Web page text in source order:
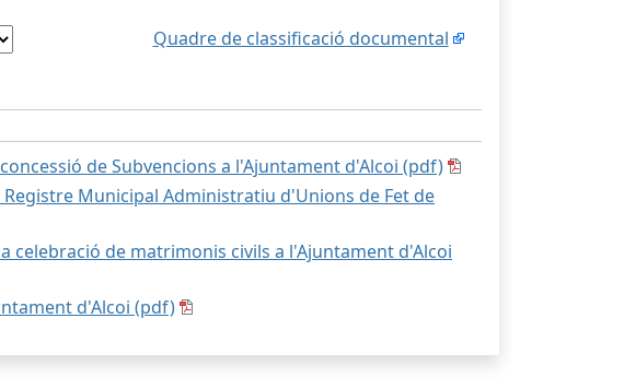
Quadre de classificació documental
de Subvencions a l'Ajuntament d'Alcoi (pdf)
Municipal Administratiu d'Unions de Fet de
celebració de matrimonis civils a l'Ajuntament d'Alcoi
d'Alcoi (pdf)